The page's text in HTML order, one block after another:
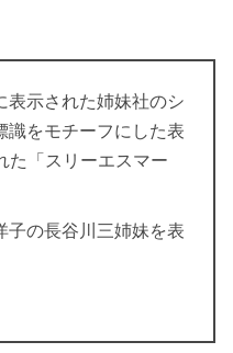
表示された姉妹社のシ
識をモチーフにした表
た「 スリーエスマー
子の長谷川三姉妹を表